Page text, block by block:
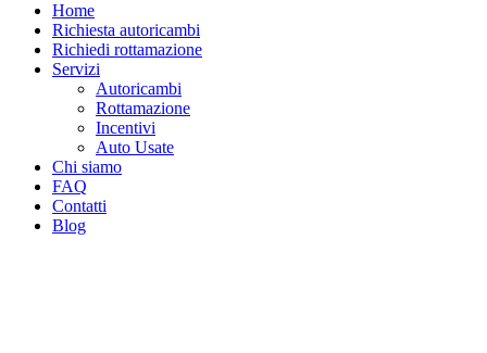
Home
Richiesta autoricambi
Richiedi rottamazione
Servizi
Autoricambi
Rottamazione
Incentivi
Auto Usate
Chi siamo
FAQ
Contatti
Blog